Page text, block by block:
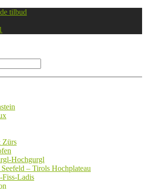
tilbud
Zürs
Hochgurgl
– Tirols Hochplateau
Fiss-Ladis